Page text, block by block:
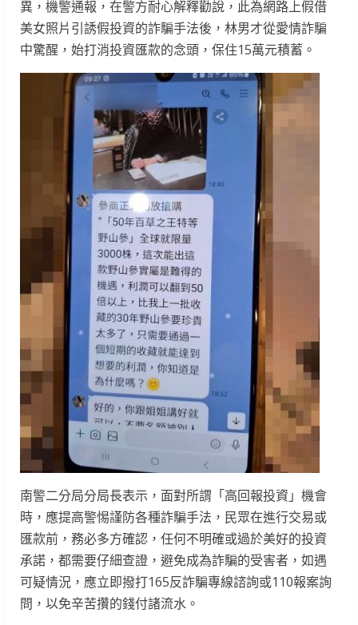
異，機警通報，在警方耐心解釋勸說，此為網路上假借
美女照片引誘假投資的詐騙手法後，林男才從愛情詐騙
中驚醒，始打消投資匯款的念頭，保住15萬元積蓄。
南警二分局分局長表示，面對所謂「高回報投資」機會
時，應提高警惕謹防各種詐騙手法，民眾在進行交易或
匯款前，務必多方確認，任何不明確或過於美好的投資
承諾，都需要仔細查證，避免成為詐騙的受害者，如遇
可疑情況，應立即撥打165反詐騙專線諮詢或110報案詢
問，以免辛苦攢的錢付諸流水。